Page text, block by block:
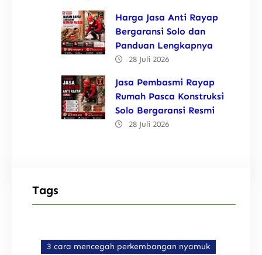
Harga Jasa Anti Rayap
Bergaransi Solo dan
Panduan Lengkapnya
28 Juli 2026
Jasa Pembasmi Rayap
Rumah Pasca Konstruksi
Solo Bergaransi Resmi
28 Juli 2026
Tags
3 cara mencegah perkembangan nyamuk